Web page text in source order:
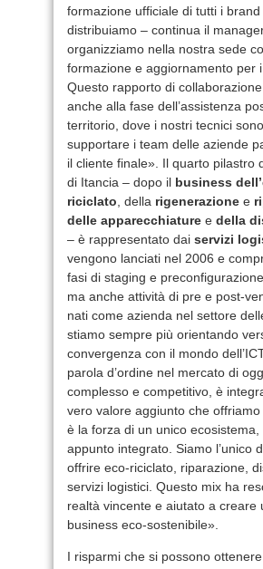
formazione ufficiale di tutti i brand
distribuiamo – continua il
organizziamo nella nostra sede
formazione e aggiornamento per i
Questo rapporto di
anche alla fase dell’assistenza
territorio, dove i nostri tecnici
supportare i team delle aziende
il cliente finale». Il quarto pilastro
di Itancia – dopo il business
riciclato , della rigenerazione e
delle apparecchiature e della
– è rappresentato dai servizi
vengono lanciati nel 2006 e
fasi di staging e
ma anche attività di pre e post-
nati come azienda nel settore
stiamo sempre più orientando
convergenza con il mondo
parola d’ordine nel mercato di
complesso e competitivo, è
vero valore aggiunto che
è la forza di un unico
appunto integrato. Siamo l’unico
offrire eco-riciclato, riparazione,
servizi logistici. Questo mix ha
realtà vincente e aiutato a creare
business eco-sostenibile».
I risparmi che si possono